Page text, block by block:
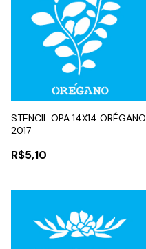
STENCIL OPA 14X14 ORÉGANO
2017
R$5,10